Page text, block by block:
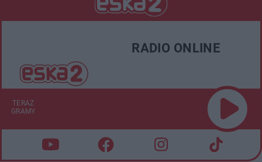
RADIO ONLINE
TERAZ
GRAMY